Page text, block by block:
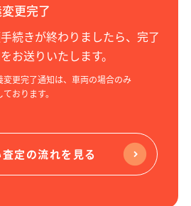
更完了
続きが終わりましたら、完了
お送りいたします。
更完了通知は、車両の場合のみ
おります。
定の流れを見る